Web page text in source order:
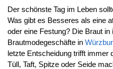
Der schönste Tag im Leben
Was gibt es Besseres als eine
oder eine Festung? Die Braut
Brautmodegeschäfte in
letzte Entscheidung trifft immer
Tüll, Taft, Spitze oder Seide